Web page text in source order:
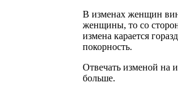
В изменах женщин
женщины, то со
измена карается
покорность.
Отвечать изменой на
больше.